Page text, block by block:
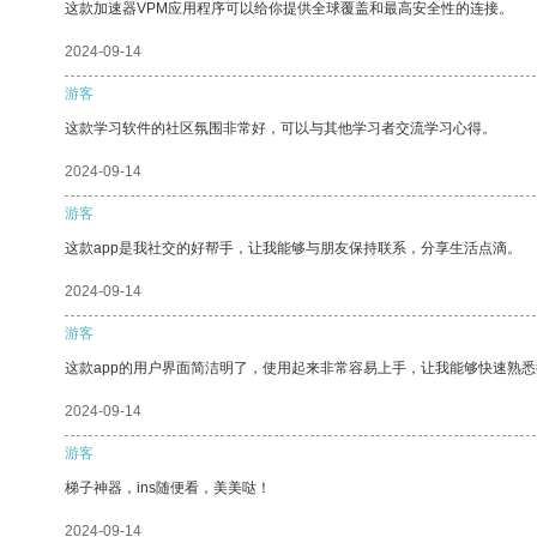
这款加速器VPM应用程序可以给你提供全球覆盖和最高安全性的连接。
2024-09-14
游客
这款学习软件的社区氛围非常好，可以与其他学习者交流学习心得。
2024-09-14
游客
这款app是我社交的好帮手，让我能够与朋友保持联系，分享生活点滴。
2024-09-14
游客
这款app的用户界面简洁明了，使用起来非常容易上手，让我能够快速熟
2024-09-14
游客
梯子神器，ins随便看，美美哒！
2024-09-14